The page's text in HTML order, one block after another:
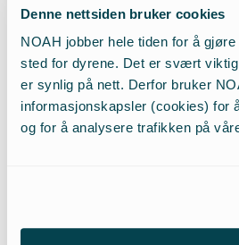
Denne nettsiden bruker cookies
NOAH jobber hele tiden for å
sted for dyrene. Det er svært
er synlig på nett. Derfor bruker
informasjonskapsler (cookies) for
og for å analysere trafikken på
Her har AP sviktet grovt.
Innlegg av NOAHs leder Siri
Dagsavisen 13.02.2020.